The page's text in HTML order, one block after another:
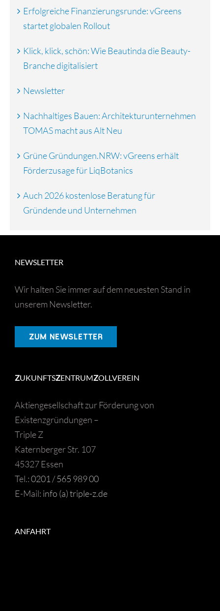
Erfolgreiche Finanzierungsrunde: vGreens
startet globalen Rollout
Klick, klick, schön: Wie Beautinda die Beauty-
Branche digitalisiert
Newsletter
Nachhaltiges Bauen: Architekturunternehmen
TOMAS macht aus Alt Neu
Grüne Gründungen.NRW: vGreens erhält
Förderzusage für LiqBotanics
Auch 2026 kostenlose Beratung für
Gründende und Unternehmen
NEWSLETTER
Wir halten Sie immer auf dem neuesten Stand in
unserem Newsletter.
ZUM NEWSLETTER
ZUKUNFTSZENTRUMZOLLVEREIN
Aktiengesellschaft zur Förderung von
Existenzgründungen –
Triple Z
Katernberger Str. 107
45327 Essen
Tel.:0201 / 565 989 00
E-Mail: info (a) triple-z.de
ANFAHRT